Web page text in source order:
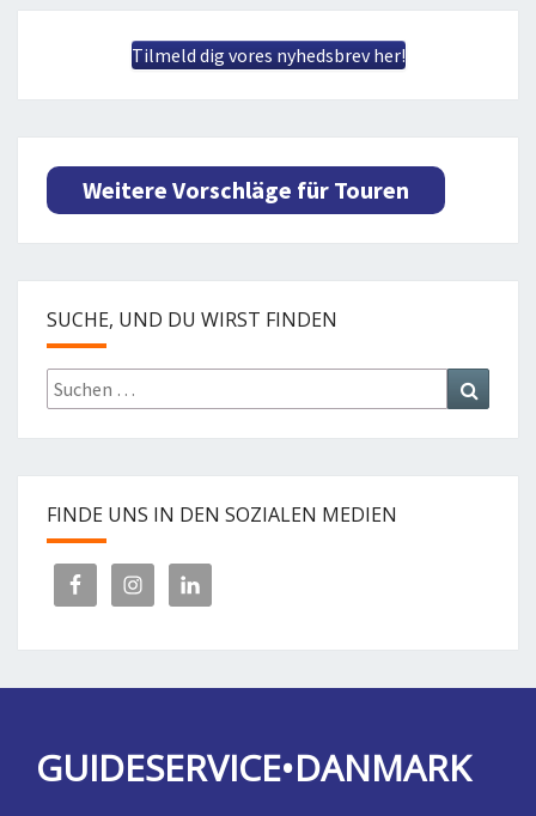
Tilmeld dig vores nyhedsbrev her!
Weitere Vorschläge für Touren
SUCHE, UND DU WIRST FINDEN
Suchen
nach:
FINDE UNS IN DEN SOZIALEN MEDIEN
GUIDESERVICE•DANMARK